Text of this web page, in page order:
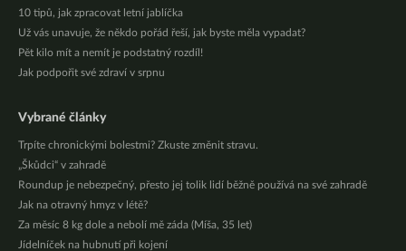
10 tipů, jak zpracovat letní jablíčka
Už vás unavuje, že někdo pořád řeší, jak byste měla vypadat?
Pět kilo mít a nemít je podstatný rozdíl!
Jak podpořit své zdraví v srpnu
Vybrané články
Trpíte chronickými bolestmi? Zkuste změnit stravu.
„Škůdci“ v zahradě
Roundup je nebezpečný, přesto jej tolik lidí běžně používá na své zahradě
Jak na otravný hmyz v létě?
Za měsíc 8 kg dole a nebolí mě záda (Míša, 35 let)
Jídelníček na hubnutí při kojení